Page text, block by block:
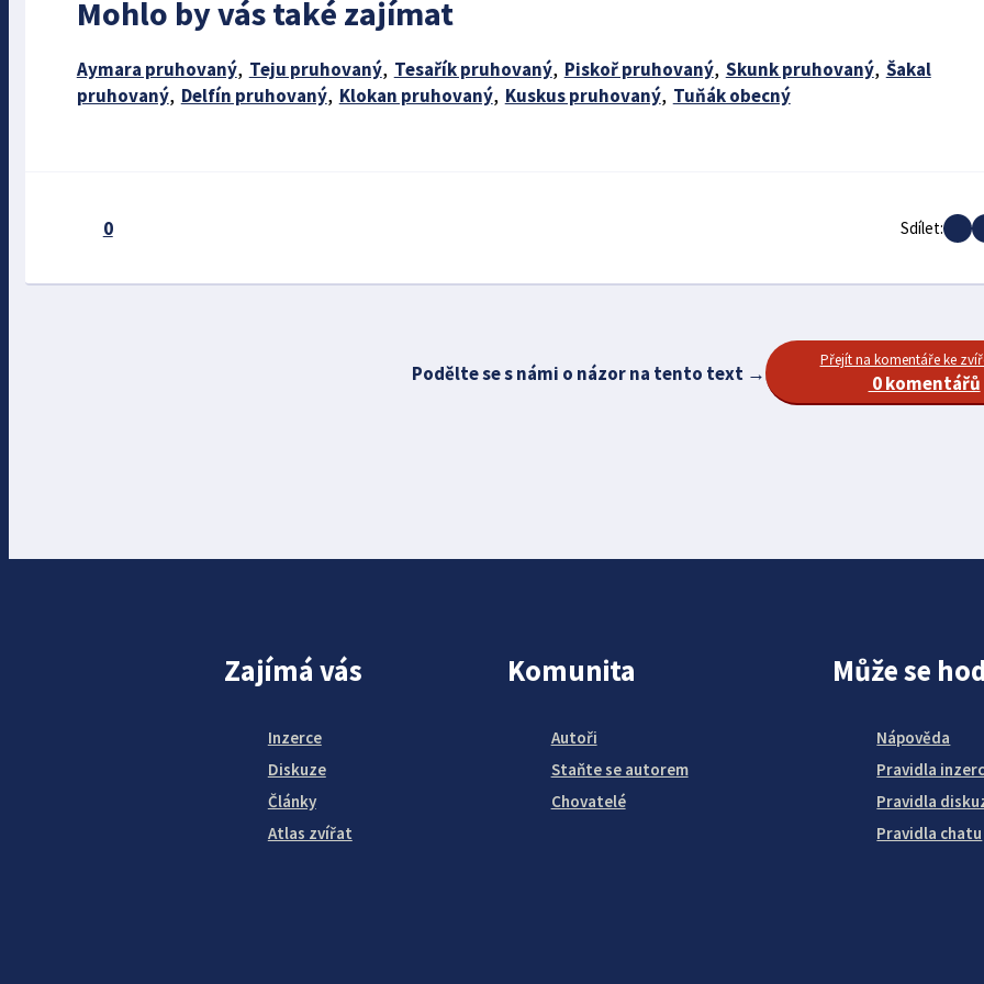
Mohlo by vás také zajímat
Aymara pruhovaný, Teju pruhovaný, Tesařík pruhovaný, Piskoř pruhovaný, Skunk pruhovaný, Šakal
pruhovaný, Delfín pruhovaný, Klokan pruhovaný, Kuskus pruhovaný, Tuňák obecný
0 Sdílet:
Podělte se s námi o názor na tento text →
Přejít na komentáře ke
0 komentářů
Zajímá vás
Inzerce
Diskuze
Články
Atlas zvířat
Komunita
Autoři
Staňte se autorem
Chovatelé
Může se
Nápověda
Pravidla
Pravidla
Pravidla chatu